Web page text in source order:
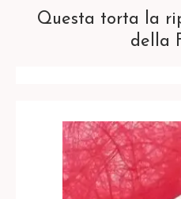
Questa torta la
della